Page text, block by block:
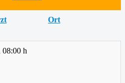
Ort
08:00 h